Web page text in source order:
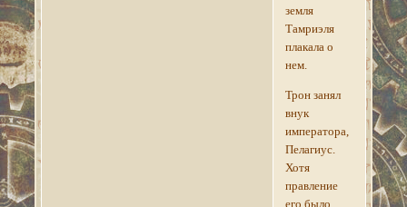
земля
Тамриэля
плакала о
нем.
Трон занял
внук
императора,
Пелагиус.
Хотя
правление
его было